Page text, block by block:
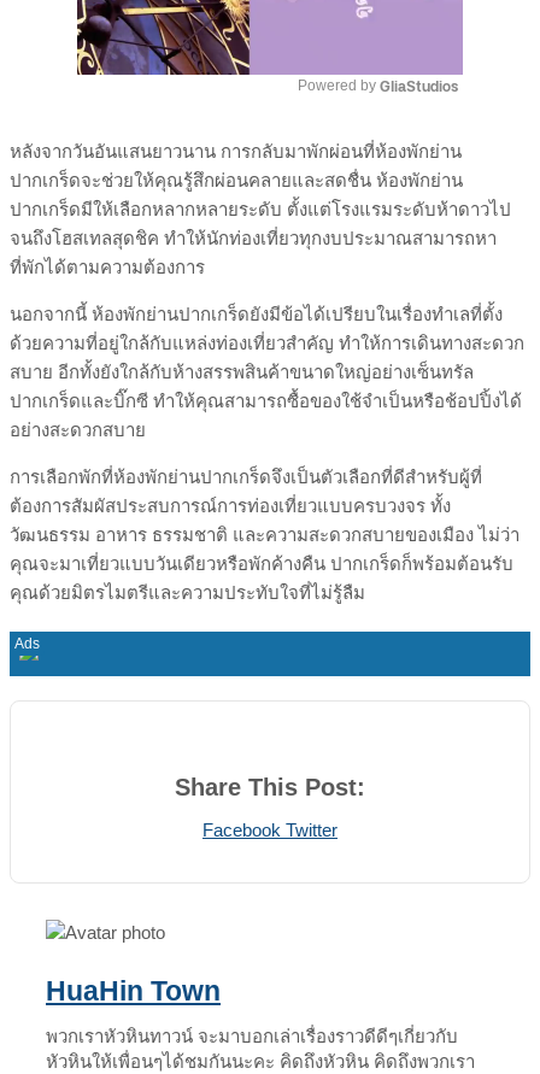
Mute
Powered by GliaStudios
หลังจากวันอันแสนยาวนาน การกลับมาพักผ่อนที่ห้องพักย่าน
ปากเกร็ดจะช่วยให้คุณรู้สึกผ่อนคลายและสดชื่น ห้องพักย่าน
ปากเกร็ดมีให้เลือกหลากหลายระดับ ตั้งแต่โรงแรมระดับห้าดาวไป
จนถึงโฮสเทลสุดชิค ทำให้นักท่องเที่ยวทุกงบประมาณสามารถหา
ที่พักได้ตามความต้องการ
นอกจากนี้ ห้องพักย่านปากเกร็ดยังมีข้อได้เปรียบในเรื่องทำเลที่ตั้ง
ด้วยความที่อยู่ใกล้กับแหล่งท่องเที่ยวสำคัญ ทำให้การเดินทางสะดวก
สบาย อีกทั้งยังใกล้กับห้างสรรพสินค้าขนาดใหญ่อย่างเซ็นทรัล
ปากเกร็ดและบิ๊กซี ทำให้คุณสามารถซื้อของใช้จำเป็นหรือช้อปปิ้งได้
อย่างสะดวกสบาย
การเลือกพักที่ห้องพักย่านปากเกร็ดจึงเป็นตัวเลือกที่ดีสำหรับผู้ที่
ต้องการสัมผัสประสบการณ์การท่องเที่ยวแบบครบวงจร ทั้ง
วัฒนธรรม อาหาร ธรรมชาติ และความสะดวกสบายของเมือง ไม่ว่า
คุณจะมาเที่ยวแบบวันเดียวหรือพักค้างคืน ปากเกร็ดก็พร้อมต้อนรับ
คุณด้วยมิตรไมตรีและความประทับใจที่ไม่รู้ลืม
Share This Post:
Facebook TwitterPrint
Share
Email
HuaHin Town
พวกเราหัวหินทาวน์ จะมาบอกเล่าเรื่องราวดีดีๆเกี่ยวกับ
หัวหินให้เพื่อนๆได้ชมกันนะคะ คิดถึงหัวหิน คิดถึงพวกเรา